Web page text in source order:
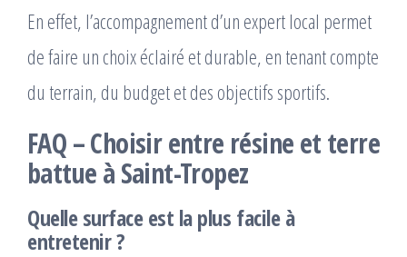
En effet, l’accompagnement d’un expert local permet
de faire un choix éclairé et durable, en tenant compte
du terrain, du budget et des objectifs sportifs.
FAQ – Choisir entre résine et terre
battue à Saint-Tropez
Quelle surface est la plus facile à
entretenir ?